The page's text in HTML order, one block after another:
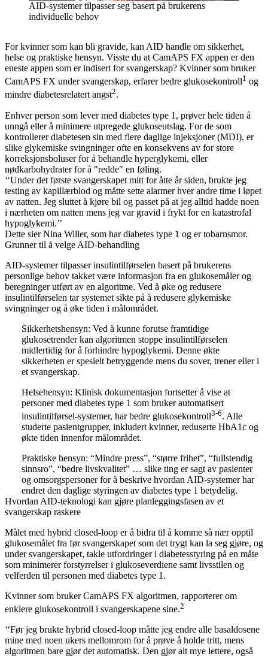
AID-systemer tilpasser seg basert på brukerens
individuelle behov
For kvinner som kan bli gravide, kan AID handle om sikkerhet,
helse og praktiske hensyn. Visste du at CamAPS FX appen er den
eneste appen som er indisert for svangerskap? Kvinner som bruker
CamAPS FX under svangerskap, erfarer bedre glukosekontroll1 og
mindre diabetesrelatert angst2.
Enhver person som lever med diabetes type 1, prøver hele tiden å
unngå eller å minimere utpregede glukoseutslag. For de som
kontrollerer diabetesen sin med flere daglige injeksjoner (MDI), er
slike glykemiske svingninger ofte en konsekvens av for store
korreksjonsboluser for å behandle hyperglykemi, eller
nødkarbohydrater for å "redde" en føling.
‘‘Under det første svangerskapet mitt for åtte år siden, brukte jeg
testing av kapillærblod og måtte sette alarmer hver andre time i løpet
av natten. Jeg sluttet å kjøre bil og passet på at jeg alltid hadde noen
i nærheten om natten mens jeg var gravid i frykt for en katastrofal
hypoglykemi.’’
Dette sier Nina Willer, som har diabetes type 1 og er tobarnsmor.
Grunner til å velge AID-behandling
AID-systemer tilpasser insulintilførselen basert på brukerens
personlige behov takket være informasjon fra en glukosemåler og
beregninger utført av en algoritme. Ved å øke og redusere
insulintilførselen tar systemet sikte på å redusere glykemiske
svingninger og å øke tiden i målområdet.
Sikkerhetshensyn: Ved å kunne forutse framtidige
glukosetrender kan algoritmen stoppe insulintilførselen
midlertidig for å forhindre hypoglykemi. Denne økte
sikkerheten er spesielt betryggende mens du sover, trener eller i
et svangerskap.
Helsehensyn: Klinisk dokumentasjon fortsetter å vise at
personer med diabetes type 1 som bruker automatisert
insulintilførsel-systemer, har bedre glukosekontroll3-6. Alle
studerte pasientgrupper, inkludert kvinner, reduserte HbA1c og
økte tiden innenfor målområdet.
Praktiske hensyn: “Mindre press”, “større frihet”, “fullstendig
sinnsro”, “bedre livskvalitet” … slike ting er sagt av pasienter
og omsorgspersoner for å beskrive hvordan AID-systemer har
endret den daglige styringen av diabetes type 1 betydelig.
Hvordan AID-teknologi kan gjøre planleggingsfasen av et
svangerskap raskere
Målet med hybrid closed-loop er å bidra til å komme så nær opptil
glukosemålet fra før svangerskapet som det trygt kan la seg gjøre, og
under svangerskapet, takle utfordringer i diabetesstyring på en måte
som minimerer forstyrrelser i glukoseverdiene samt livsstilen og
velferden til personen med diabetes type 1.
Kvinner som bruker CamAPS FX algoritmen, rapporterer om
enklere glukosekontroll i svangerskapene sine.2
‘‘Før jeg brukte hybrid closed-loop måtte jeg endre alle basaldosene
mine med noen ukers mellomrom for å prøve å holde tritt, mens
algoritmen bare gjør det automatisk. Den gjør alt mye lettere, også